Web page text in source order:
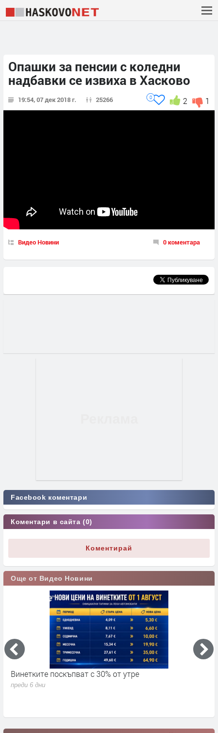
Опашки за пенсии с коледни
надбавки се извиха в Хасково
19:54, 07 дек 2018 г. 25266 1
2
0
Видео Новини 0 коментара
Facebook коментари
Коментари в сайта (0)
Коментирай
Още от Видео Новини
Винетките поскъпват с 30% от утре
преди 6 дни